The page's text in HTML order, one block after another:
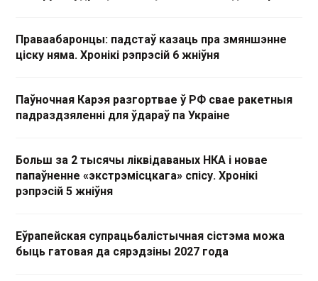
Праваабаронцы: падстаў казаць пра змяншэнне
ціску няма. Хронікі рэпрэсій 6 жніўня
Паўночная Карэя разгортвае ў РФ свае ракетныя
падраздзяленні для ўдараў па Украіне
Больш за 2 тысячы ліквідаваных НКА і новае
папаўненне «экстрэмісцкага» спісу. Хронікі
рэпрэсій 5 жніўня
Еўрапейская супрацьбалістычная сістэма можа
быць гатовая да сярэдзіны 2027 года